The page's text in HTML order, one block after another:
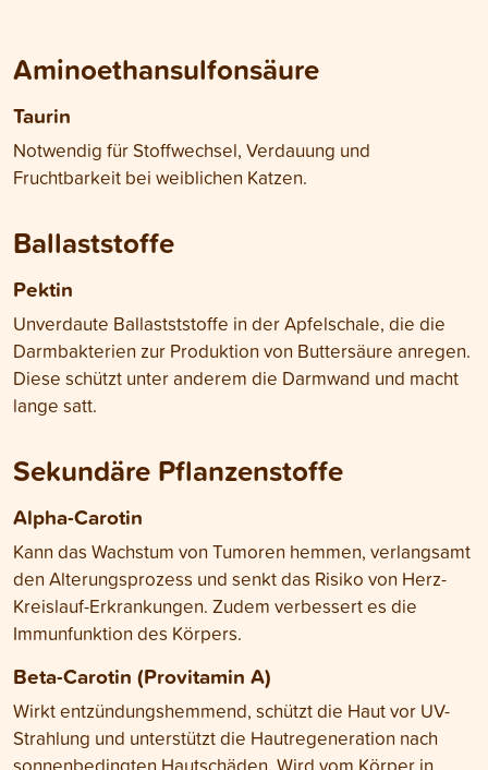
Aminoethansulfonsäure
Taurin
Notwendig für Stoffwechsel, Verdauung und
Fruchtbarkeit bei weiblichen Katzen.
Ballaststoffe
Pektin
Unverdaute Ballastststoffe in der Apfelschale, die die
Darmbakterien zur Produktion von Buttersäure anregen.
Diese schützt unter anderem die Darmwand und macht
lange satt.
Sekundäre Pflanzenstoffe
Alpha-Carotin
Kann das Wachstum von Tumoren hemmen, verlangsamt
den Alterungsprozess und senkt das Risiko von Herz-
Kreislauf-Erkrankungen. Zudem verbessert es die
Immunfunktion des Körpers.
Beta-Carotin (Provitamin A)
Wirkt entzündungshemmend, schützt die Haut vor UV-
Strahlung und unterstützt die Hautregeneration nach